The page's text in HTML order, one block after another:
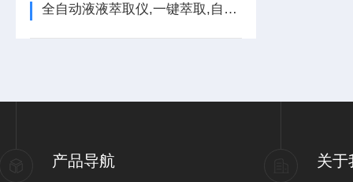
全自动液液萃取仪,一键萃取,自动静置分层
产品导航 关于